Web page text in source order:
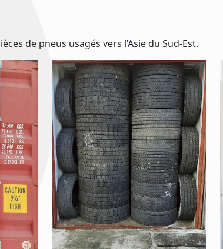
de pneus usagés vers l’Asie du Sud-Est.